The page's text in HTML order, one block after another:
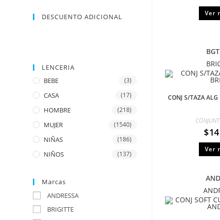
DESCUENTO ADICIONAL
LENCERIA
BEBE
(3)
CASA (17)
HOMBRE (218)
MUJER (1540)
NIÑAS (186)
NIÑOS (137)
Marcas
ANDRESSA
BRIGITTE
Ver
CONJ S/TAZA ALG
$
Ver